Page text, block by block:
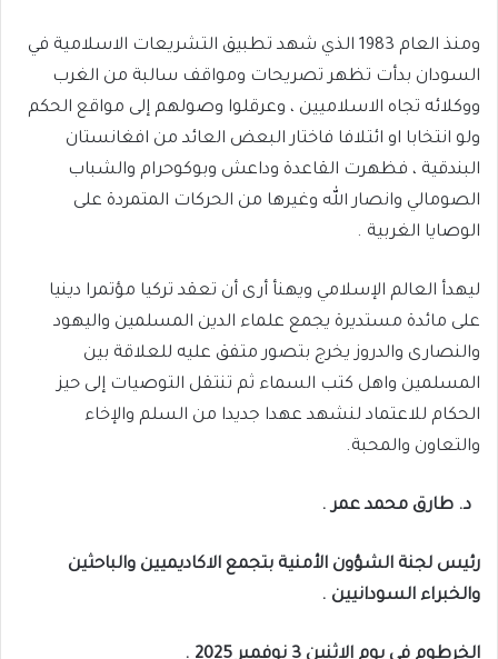
ومنذ العام 1983 الذي شهد تطبيق التشريعات الاسلامية في
السودان بدأت تظهر تصريحات ومواقف سالبة من الغرب
ووكلائه تجاه الاسلاميين ، وعرقلوا وصولهم إلى مواقع الحكم
ولو انتخابا او ائتلافا فاختار البعض العائد من افغانستان
البندقية ، فظهرت القاعدة وداعش وبوكوحرام والشباب
الصومالي وانصار الله وغيرها من الحركات المتمردة على
الوصايا الغربية .
ليهدأ العالم الإسلامي ويهنأ أرى أن تعقد تركيا مؤتمرا دينيا
على مائدة مستديرة يجمع علماء الدين المسلمين واليهود
والنصارى والدروز يخرج بتصور متفق عليه للعلاقة بين
المسلمين واهل كتب السماء ثم تنتقل التوصيات إلى حيز
الحكام للاعتماد لنشهد عهدا جديدا من السلم والإخاء
والتعاون والمحبة.
د. طارق محمد عمر .
رئيس لجنة الشؤون الأمنية بتجمع الاكاديميين والباحثين
والخبراء السودانيين .
الخرطوم في يوم الاثنين 3 نوفمبر 2025 .